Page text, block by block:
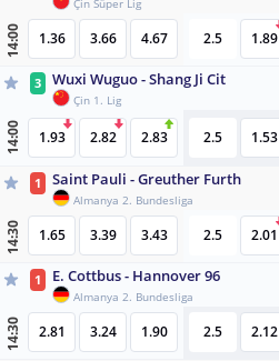
Çin Süper Lig
14:00 1.36 3.66 4.67 2.5 1.89
3 Wuxi Wuguo - Shang Ji Cit
Çin 1. Lig
14:00 1.93 2.82 2.83 2.5 1.53
1 Saint Pauli - Greuther Furth
Almanya 2. Bundesliga
14:30 1.65 3.39 3.43 2.5 2.01
1 E. Cottbus - Hannover 96
Almanya 2. Bundesliga
14:30 2.81 3.24 1.90 2.5 2.12